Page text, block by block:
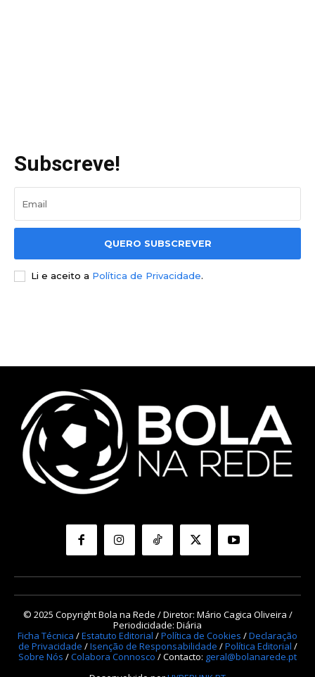
Subscreve!
QUERO SUBSCREVER
Li e aceito a Política de Privacidade.
© 2025 Copyright Bola na Rede / Diretor: Mário Cagica Oliveira /
Periodicidade: Diária
Ficha Técnica /Estatuto Editorial /Política de Cookies /Declaração
de Privacidade /Isenção de Responsabilidade /Política Editorial /
Sobre Nós /Colabora Connosco / Contacto: geral@bolanarede.pt